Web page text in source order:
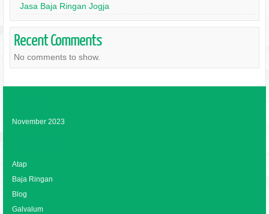
Jasa Baja Ringan Jogja
Recent Comments
No comments to show.
November 2023
Atap
Baja Ringan
Blog
Galvalum